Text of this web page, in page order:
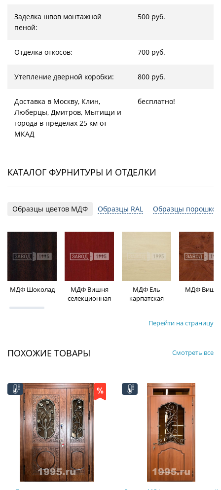
Заделка швов монтажной
пеной:
500 руб.
Отделка откосов: 700 руб.
Утепление дверной коробки: 800 руб.
Доставка в Москву, Клин,
Люберцы, Дмитров, Мытищи и
города в пределах 25 км от
МКАД
бесплатно!
КАТАЛОГ ФУРНИТУРЫ И ОТДЕЛКИ
Образцы цветов МДФ Образцы RAL Образцы
МДФ Шоколад
МДФ Вишня
селекционная
МДФ Ель
карпатская
МДФ
Перейти на страницу
ПОХОЖИЕ ТОВАРЫ Смотреть все